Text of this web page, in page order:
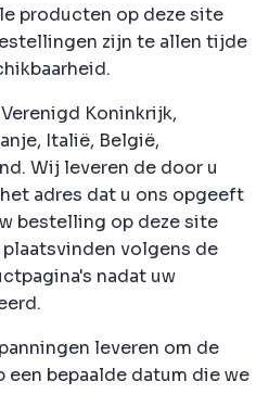
producten op deze site
zijn te allen tijde
Koninkrijk,
Italië, België,
Wij leveren de door u
adres dat u ons opgeeft
bestelling op deze site
volgens de
nadat uw
leveren om de
bepaalde datum die we